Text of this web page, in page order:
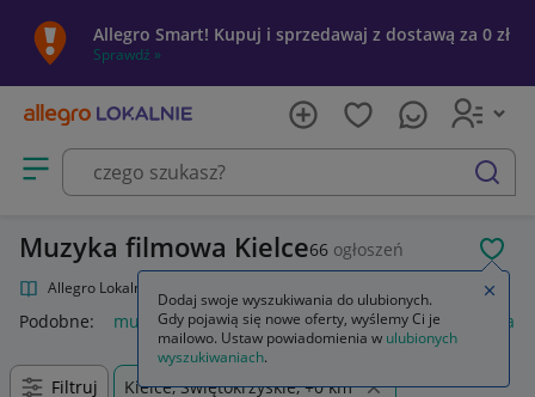
Allegro Smart! Kupuj i sprzedawaj z dostawą za 0 zł
Sprawdź »
Otwórz menu z kategoriami
szukaj
Muzyka filmowa Kielce66 ogłoszeń
Allegro Lokalnie Muzyka filmowa
Podobne: muzyka filmowa muzyka filmowa winyl muzyka
Filtruj Kielce, Świętokrzyskie, +0 km
Dodaj swoje wyszukiwania do ulubionych.
Gdy pojawią się nowe oferty, wyślemy Ci je
mailowo. Ustaw powiadomienia w ulubionych
wyszukiwaniach.